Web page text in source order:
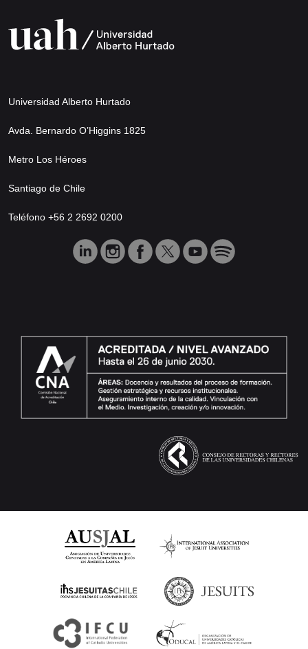
Universidad Alberto Hurtado
Avda. Bernardo O’Higgins 1825
Metro Los Héroes
Santiago de Chile
Teléfono +56 2 2692 0200